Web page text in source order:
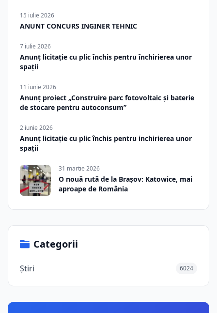
15 iulie 2026
ANUNT CONCURS INGINER TEHNIC
7 iulie 2026
Anunț licitație cu plic închis pentru închirierea unor
spații
11 iunie 2026
Anunț proiect „Construire parc fotovoltaic și baterie
de stocare pentru autoconsum”
2 iunie 2026
Anunț licitație cu plic închis pentru inchirierea unor
spații
31 martie 2026
O nouă rută de la Brașov: Katowice, mai
aproape de România
Categorii
Știri 6024